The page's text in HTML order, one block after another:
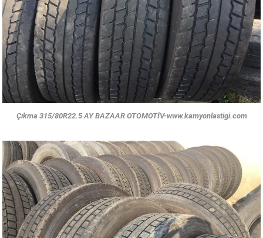
Çıkma 315/80R22.5 AY BAZAAR OTOMOTİV-www.kamyonlastigi.com